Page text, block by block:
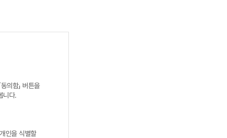
의함」 버튼을
니다.
인을 식별할